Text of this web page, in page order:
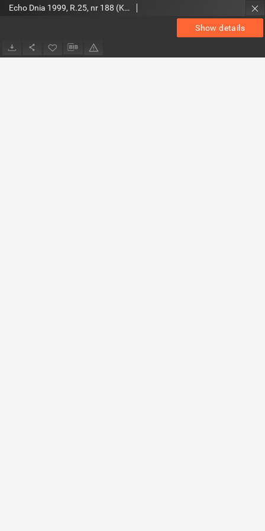
Show details
Echo Dnia 1999, R.25, nr 188 (Kieleckie)